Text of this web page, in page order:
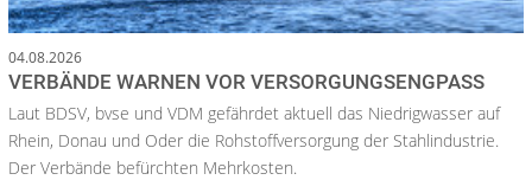
04.08.2026
VERBÄNDE WARNEN VOR VERSORGUNGSENGPASS
Laut BDSV, bvse und VDM gefährdet aktuell das Niedrigwasser auf
Rhein, Donau und Oder die Rohstoffversorgung der Stahlindustrie.
Der Verbände befürchten Mehrkosten.